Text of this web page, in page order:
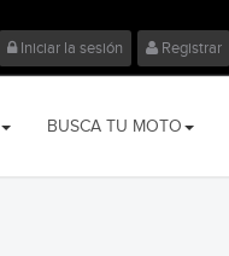
Iniciar la sesión Registrar
BUSCA TU MOTO